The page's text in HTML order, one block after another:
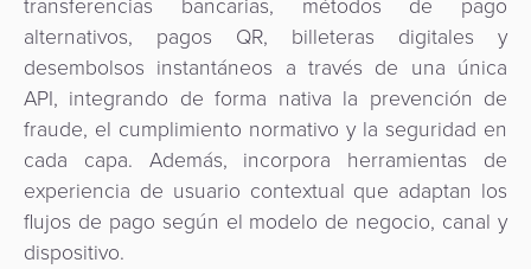
y
quioscos
Corresponsalía
Bancaria
integración
Orquestación
de
Pagos
alternativos, pagos QR, billeteras digitales y
desembolsos instantáneos a través de una única
API, integrando de forma nativa la prevención de
fraude, el cumplimiento normativo y la seguridad en
cada capa. Además, incorpora herramientas de
experiencia de usuario contextual que adaptan los
flujos de pago según el modelo de negocio, canal y
dispositivo.